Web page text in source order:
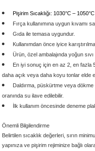
1305 °C
°C
- 1222 °C
- 1046 °C
°C
Pişirim Sıcaklığı: 1030°C – 1050°C
Fırça kullanımına uygun kıvamı
Gıda ile temasa uygundur.
Kullanımdan önce iyice
Ürün, özel ambalajında yoğun
En iyi sonuç için en az 2, en fazla
daha açık veya daha koyu tonlar elde
Daldırma, püskürtme veya
oranında su ilave edilebilir.
İlk kullanım öncesinde deneme
Önemli Bilgilendirme
Belirtilen sıcaklık değerleri, sırın
yapınıza ve pişirim rejiminize bağlı